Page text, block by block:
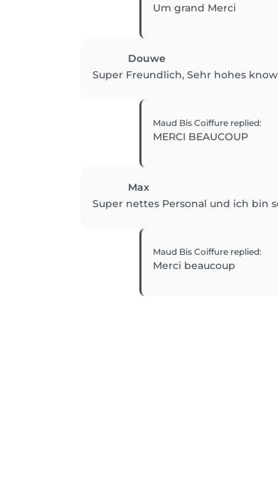
Um grand Merci
Douwe
Super Freundlich, Sehr hohes
Maud Bis Coiffure replied:
MERCI BEAUCOUP
Max
Super nettes Personal und ich bin
Maud Bis Coiffure replied:
Merci beaucoup